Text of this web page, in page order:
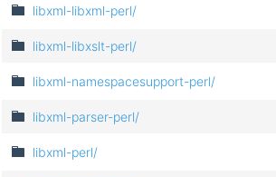
libxml-libxml-perl/
libxml-libxslt-perl/
libxml-namespacesupport-perl/
libxml-parser-perl/
libxml-perl/